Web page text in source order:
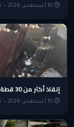
إنقاذ أكثر من 30 قطة وصغيرًا من قارب مهجور في واشنطن